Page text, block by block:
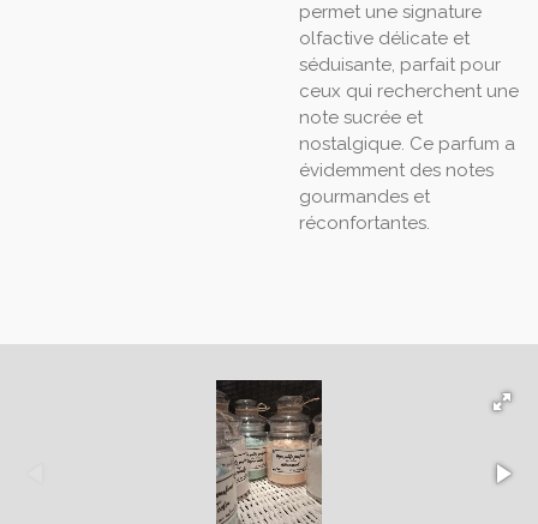
permet une signature
olfactive délicate et
séduisante, parfait pour
ceux qui recherchent une
note sucrée et
nostalgique. Ce parfum a
évidemment des notes
gourmandes et
réconfortantes.